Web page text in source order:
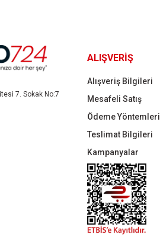
7. Sokak No:7
ALIŞVERİŞ
Alışveriş Bilgileri
Mesafeli Satış
Ödeme Yöntemleri
Teslimat Bilgileri
Kampanyalar